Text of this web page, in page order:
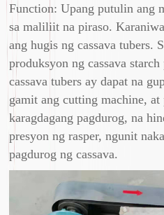
Function: Upang putulin ang
sa maliliit na piraso.
ang hugis ng cassava tubers.
produksyon ng cassava
cassava tubers ay dapat na
gamit ang cutting machine, at
karagdagang pagdurog, na
presyon ng rasper, ngunit
pagdurog ng cassava.